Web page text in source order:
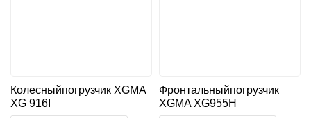
Колесныйпогрузчик XGMA
XG 916I
Фронтальныйпогрузчик
XGMA XG955H